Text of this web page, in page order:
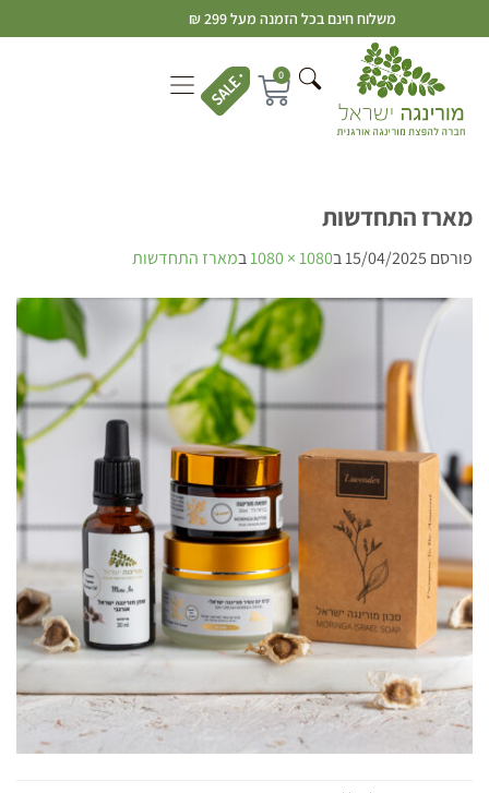
משלוח חינם בכל הזמנה מעל 299 ₪
0
מארז התחדשות
פורסם 15/04/2025ב1080 × 1080 במארז התחדשות